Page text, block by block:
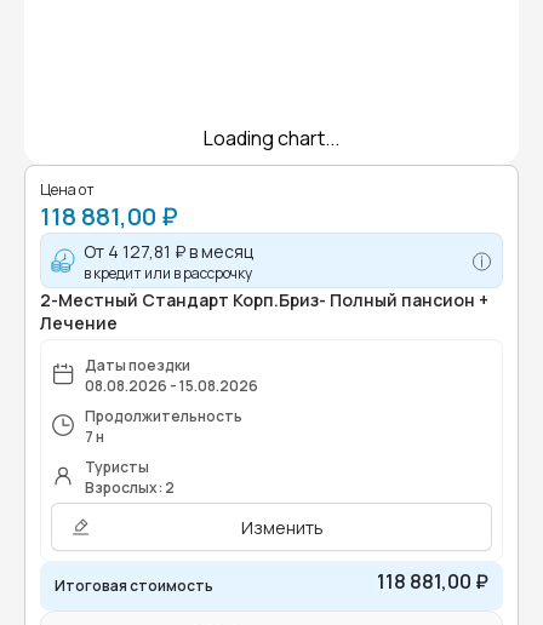
Loading chart...
Цена от
118 881,00 ₽
От 4 127,81 ₽в месяц
в кредит или в рассрочку
2-Местный Стандарт Корп.Бриз- Полный пансион +
Лечение
Даты поездки
08.08.2026 - 15.08.2026
Продолжительность
7 н
Туристы
Взрослых: 2
Изменить
Итоговая стоимость 118 881,00 ₽